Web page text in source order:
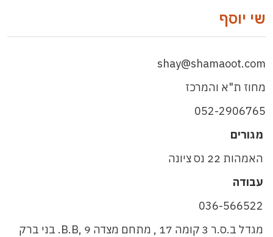
שי יוסף
shay@shamaoot.com
מחוז ת"א והמרכז
052-2906765
מגורים
האמהות 22 נס ציונה
עבודה
036-566522
מגדל ב.ס.ר 3 קומה 17 , מתחם מצדה 9 ,B.B. בני ברק